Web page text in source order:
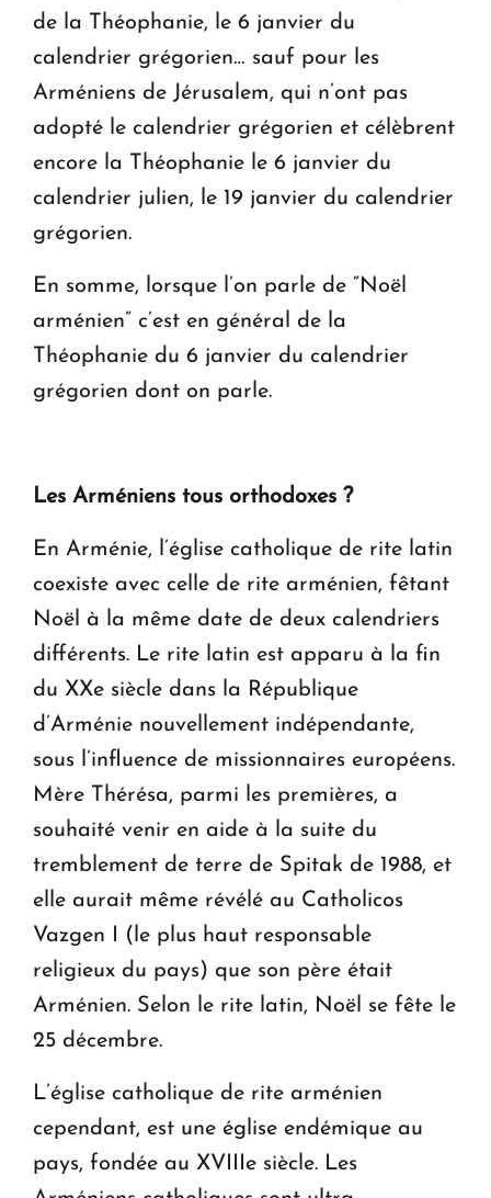
de la Théophanie, le 6 janvier du
calendrier grégorien… sauf pour les
Arméniens de Jérusalem, qui n’ont pas
adopté le calendrier grégorien et célèbrent
encore la Théophanie le 6 janvier du
calendrier julien, le 19 janvier du calendrier
grégorien.
En somme, lorsque l’on parle de “Noël
arménien” c’est en général de la
Théophanie du 6 janvier du calendrier
grégorien dont on parle.
Les Arméniens tous orthodoxes ?
En Arménie, l’église catholique de rite latin
coexiste avec celle de rite arménien, fêtant
Noël à la même date de deux calendriers
différents. Le rite latin est apparu à la fin
du XXe siècle dans la République
d’Arménie nouvellement indépendante,
sous l’influence de missionnaires européens.
Mère Thérésa, parmi les premières, a
souhaité venir en aide à la suite du
tremblement de terre de Spitak de 1988, et
elle aurait même révélé au Catholicos
Vazgen I (le plus haut responsable
religieux du pays) que son père était
Arménien. Selon le rite latin, Noël se fête le
25 décembre.
L’église catholique de rite arménien
cependant, est une église endémique au
pays, fondée au XVIIIe siècle. Les